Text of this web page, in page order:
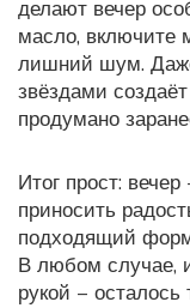
делают вечер
масло, включите
лишний шум. Даже
звёздами
продумано
Итог прост:
приносить
подходящий
В любом случае,
рукой – осталось